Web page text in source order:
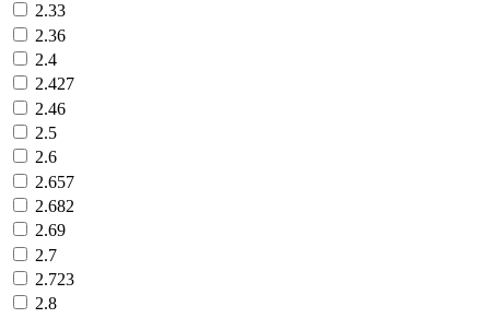
2.33
2.36
2.4
2.427
2.46
2.5
2.6
2.657
2.682
2.69
2.7
2.723
2.8